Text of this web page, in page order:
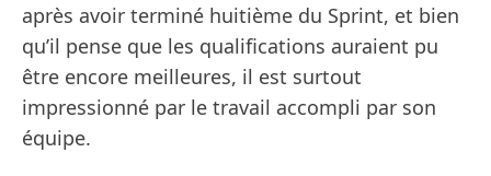
après avoir terminé huitième du Sprint, et bien
qu’il pense que les qualifications auraient pu
être encore meilleures, il est surtout
impressionné par le travail accompli par son
équipe.